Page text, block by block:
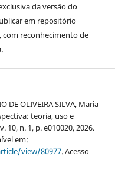
da versão do
em repositório
reconhecimento de
DE OLIVEIRA SILVA, Maria
teoria, uso e
10, n. 1, p. e010020, 2026.
em:
view/80977. Acesso